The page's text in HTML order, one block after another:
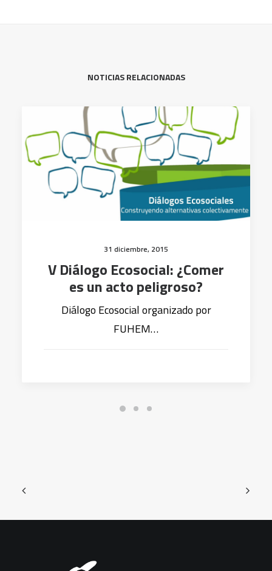
NOTICIAS RELACIONADAS
31 diciembre, 2015
V Diálogo Ecosocial: ¿Comer
es un acto peligroso?
Diálogo Ecosocial organizado por
FUHEM…